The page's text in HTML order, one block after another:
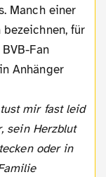
Manch einer
für
Fan
Anhänger
mir fast leid
sein Herzblut
oder in